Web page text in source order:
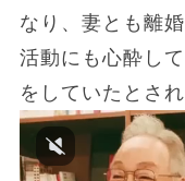
なり、妻とも離
活動にも心酔し
をしていたとされ